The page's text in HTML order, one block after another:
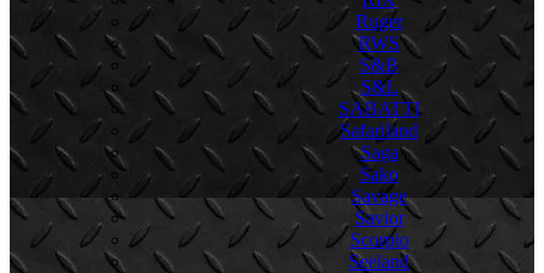
Ruger
RWS
S&B
S&L
SABATTI
Safariland
Saga
Sako
Savage
Savior
Scorpio
Seeland